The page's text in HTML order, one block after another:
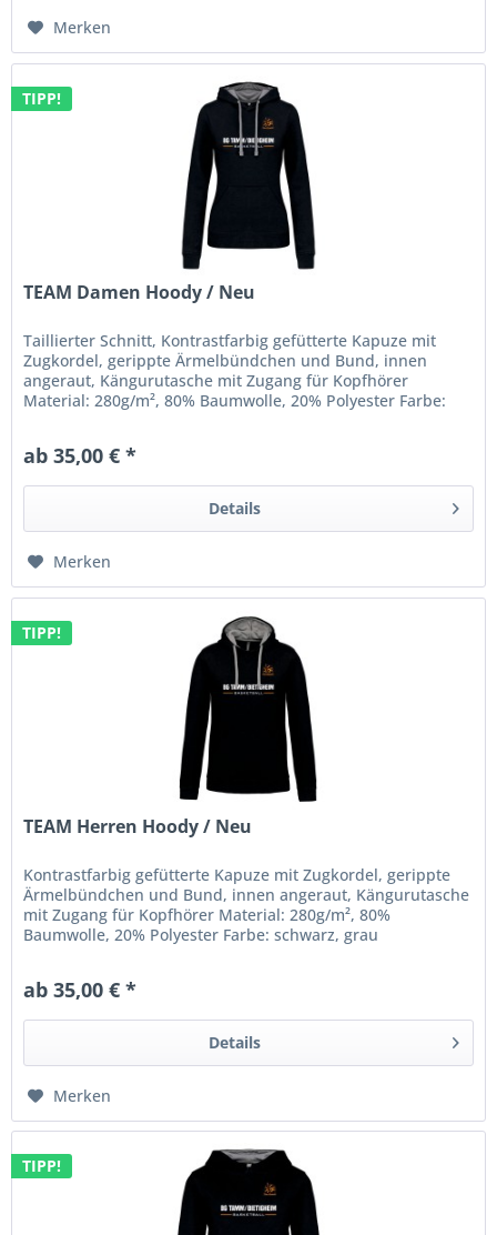
Merken
TIPP!
TEAM Damen Hoody / Neu
Taillierter Schnitt, Kontrastfarbig gefütterte Kapuze mit
Zugkordel, gerippte Ärmelbündchen und Bund, innen
angeraut, Kängurutasche mit Zugang für Kopfhörer
Material: 280g/m², 80% Baumwolle, 20% Polyester Farbe:
ab 35,00 € *
Details
Merken
TIPP!
TEAM Herren Hoody / Neu
Kontrastfarbig gefütterte Kapuze mit Zugkordel, gerippte
Ärmelbündchen und Bund, innen angeraut, Kängurutasche
mit Zugang für Kopfhörer Material: 280g/m², 80%
Baumwolle, 20% Polyester Farbe: schwarz, grau
ab 35,00 € *
Details
Merken
TIPP!